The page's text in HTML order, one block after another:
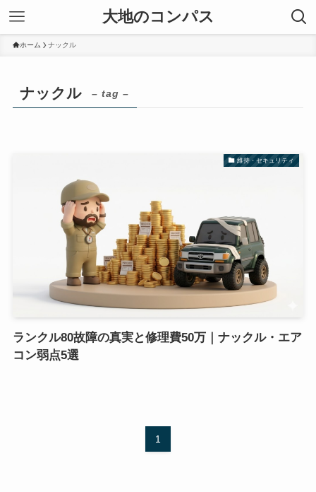
大地のコンパス
ホーム ナックル
ナックル – tag –
維持・セキュリティ
ランクル80故障の真実と修理費50万｜ナックル・エア
コン弱点5選
1